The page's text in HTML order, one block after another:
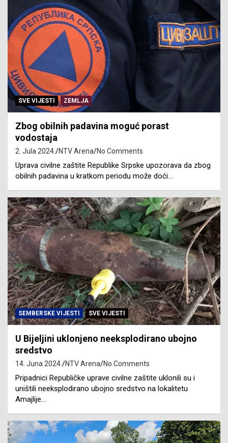
SVE VIJESTI ZEMLJA
Zbog obilnih padavina moguć porast
vodostaja
2. Jula 2024. NTV Arena No Comments
Uprava civilne zaštite Republike Srpske upozorava da zbog
obilnih padavina u kratkom periodu može doći…
SEMBERSKE VIJESTI SVE VIJESTI
U Bijeljini uklonjeno neeksplodirano ubojno
sredstvo
14. Juna 2024. NTV Arena No Comments
Pripadnici Republičke uprave civilne zaštite uklonili su i
uništili neeksplodirano ubojno sredstvo na lokalitetu
Amajlije…